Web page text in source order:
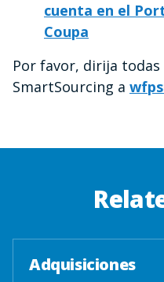
cuenta en el
Coupa
Por favor, dirija
SmartSourcing a
Adquisiciones